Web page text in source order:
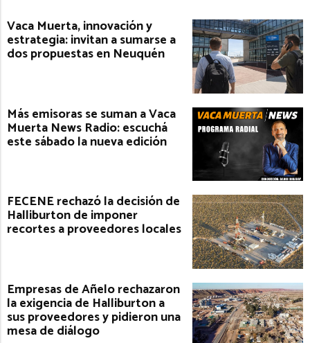
Vaca Muerta, innovación y
estrategia: invitan a sumarse a
dos propuestas en Neuquén
Más emisoras se suman a Vaca
Muerta News Radio: escuchá
este sábado la nueva edición
FECENE rechazó la decisión de
Halliburton de imponer
recortes a proveedores locales
Empresas de Añelo rechazaron
la exigencia de Halliburton a
sus proveedores y pidieron una
mesa de diálogo